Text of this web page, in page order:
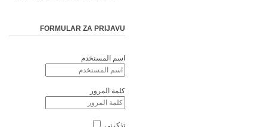
FORMULAR ZA PRIJAVU
اسم المستخدم
كلمة المرور
تذكرني